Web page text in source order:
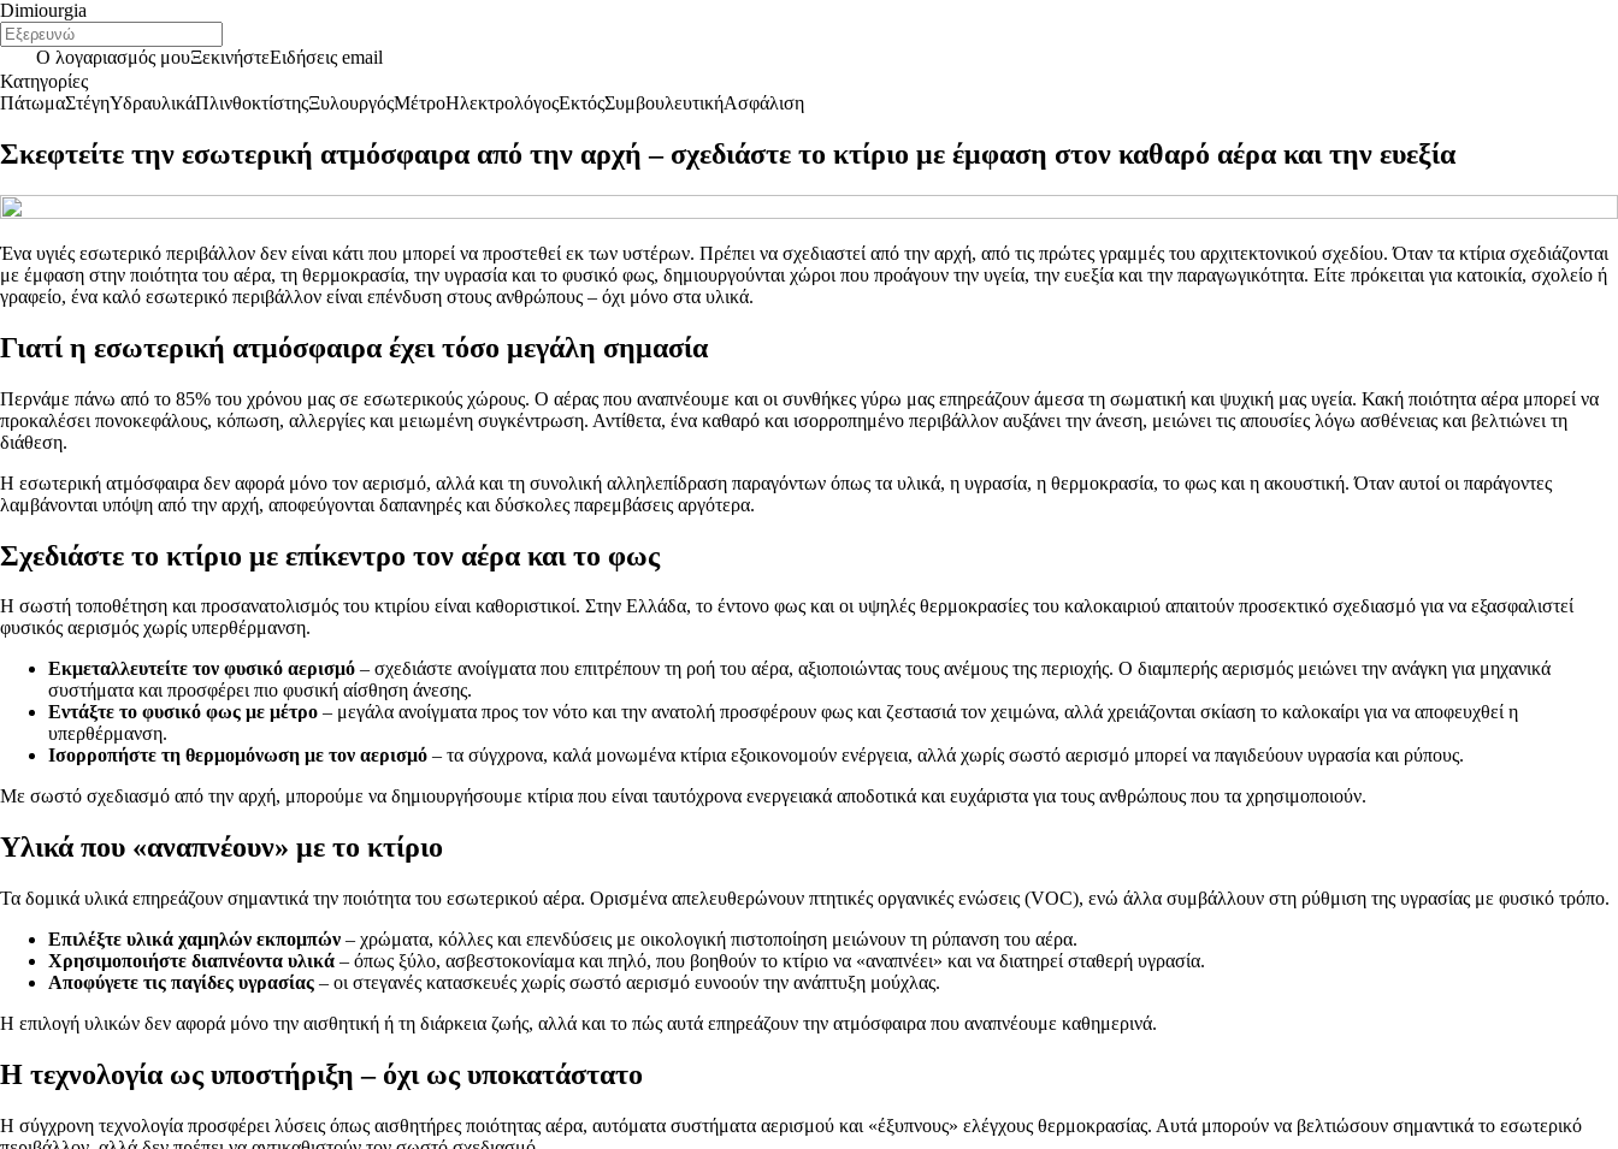
Dimiourgia
Ο λογαριασμός μουΞεκινήστεΕιδήσεις email
Κατηγορίες
ΠάτωμαΣτέγηΥδραυλικάΠλινθοκτίστηςΞυλουργόςΜέτροΗλεκτρολόγοςΕκτόςΣυμβουλευτικήΑσφάλιση
Σκεφτείτε την εσωτερική ατμόσφαιρα από την αρχή – σχεδιάστε το κτίριο με έμφαση στον καθαρό αέρα και την ευεξία
Ένα υγιές εσωτερικό περιβάλλον δεν είναι κάτι που μπορεί να προστεθεί εκ των υστέρων. Πρέπει να σχεδιαστεί από την αρχή, από τις πρώτες γραμμές του αρχιτεκτονικού σχεδίου. Όταν τα κτίρια σχεδιάζονται
με έμφαση στην ποιότητα του αέρα, τη θερμοκρασία, την υγρασία και το φυσικό φως, δημιουργούνται χώροι που προάγουν την υγεία, την ευεξία και την παραγωγικότητα. Είτε πρόκειται για κατοικία, σχολείο ή
γραφείο, ένα καλό εσωτερικό περιβάλλον είναι επένδυση στους ανθρώπους – όχι μόνο στα υλικά.
Γιατί η εσωτερική ατμόσφαιρα έχει τόσο μεγάλη σημασία
Περνάμε πάνω από το 85% του χρόνου μας σε εσωτερικούς χώρους. Ο αέρας που αναπνέουμε και οι συνθήκες γύρω μας επηρεάζουν άμεσα τη σωματική και ψυχική μας υγεία. Κακή ποιότητα αέρα μπορεί να
προκαλέσει πονοκεφάλους, κόπωση, αλλεργίες και μειωμένη συγκέντρωση. Αντίθετα, ένα καθαρό και ισορροπημένο περιβάλλον αυξάνει την άνεση, μειώνει τις απουσίες λόγω ασθένειας και βελτιώνει τη
διάθεση.
Η εσωτερική ατμόσφαιρα δεν αφορά μόνο τον αερισμό, αλλά και τη συνολική αλληλεπίδραση παραγόντων όπως τα υλικά, η υγρασία, η θερμοκρασία, το φως και η ακουστική. Όταν αυτοί οι παράγοντες
λαμβάνονται υπόψη από την αρχή, αποφεύγονται δαπανηρές και δύσκολες παρεμβάσεις αργότερα.
Σχεδιάστε το κτίριο με επίκεντρο τον αέρα και το φως
Η σωστή τοποθέτηση και προσανατολισμός του κτιρίου είναι καθοριστικοί. Στην Ελλάδα, το έντονο φως και οι υψηλές θερμοκρασίες του καλοκαιριού απαιτούν προσεκτικό σχεδιασμό για να εξασφαλιστεί
φυσικός αερισμός χωρίς υπερθέρμανση.
Εκμεταλλευτείτε τον φυσικό αερισμό – σχεδιάστε ανοίγματα που επιτρέπουν τη ροή του αέρα, αξιοποιώντας τους ανέμους της περιοχής. Ο διαμπερής αερισμός μειώνει την ανάγκη για μηχανικά
συστήματα και προσφέρει πιο φυσική αίσθηση άνεσης.
Εντάξτε το φυσικό φως με μέτρο – μεγάλα ανοίγματα προς τον νότο και την ανατολή προσφέρουν φως και ζεστασιά τον χειμώνα, αλλά χρειάζονται σκίαση το καλοκαίρι για να αποφευχθεί η
υπερθέρμανση.
Ισορροπήστε τη θερμομόνωση με τον αερισμό – τα σύγχρονα, καλά μονωμένα κτίρια εξοικονομούν ενέργεια, αλλά χωρίς σωστό αερισμό μπορεί να παγιδεύουν υγρασία και ρύπους.
Με σωστό σχεδιασμό από την αρχή, μπορούμε να δημιουργήσουμε κτίρια που είναι ταυτόχρονα ενεργειακά αποδοτικά και ευχάριστα για τους ανθρώπους που τα χρησιμοποιούν.
Υλικά που «αναπνέουν» με το κτίριο
Τα δομικά υλικά επηρεάζουν σημαντικά την ποιότητα του εσωτερικού αέρα. Ορισμένα απελευθερώνουν πτητικές οργανικές ενώσεις (VOC), ενώ άλλα συμβάλλουν στη ρύθμιση της υγρασίας με φυσικό τρόπο.
Επιλέξτε υλικά χαμηλών εκπομπών – χρώματα, κόλλες και επενδύσεις με οικολογική πιστοποίηση μειώνουν τη ρύπανση του αέρα.
Χρησιμοποιήστε διαπνέοντα υλικά – όπως ξύλο, ασβεστοκονίαμα και πηλό, που βοηθούν το κτίριο να «αναπνέει» και να διατηρεί σταθερή υγρασία.
Αποφύγετε τις παγίδες υγρασίας – οι στεγανές κατασκευές χωρίς σωστό αερισμό ευνοούν την ανάπτυξη μούχλας.
Η επιλογή υλικών δεν αφορά μόνο την αισθητική ή τη διάρκεια ζωής, αλλά και το πώς αυτά επηρεάζουν την ατμόσφαιρα που αναπνέουμε καθημερινά.
Η τεχνολογία ως υποστήριξη – όχι ως υποκατάστατο
Η σύγχρονη τεχνολογία προσφέρει λύσεις όπως αισθητήρες ποιότητας αέρα, αυτόματα συστήματα αερισμού και «έξυπνους» ελέγχους θερμοκρασίας. Αυτά μπορούν να βελτιώσουν σημαντικά το εσωτερικό